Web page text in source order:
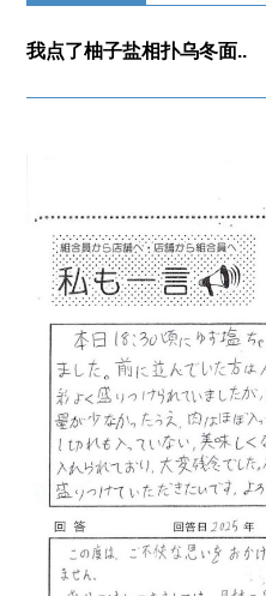
我点了柚子盐相扑乌冬面..